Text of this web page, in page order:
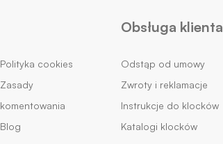
Polityka cookies
Zasady
komentowania
Blog
Obsługa klienta
Odstąp od umowy
Zwroty i reklamacje
Instrukcje do klocków
Katalogi klocków